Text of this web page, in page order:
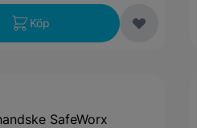
Köp
SafeWorx